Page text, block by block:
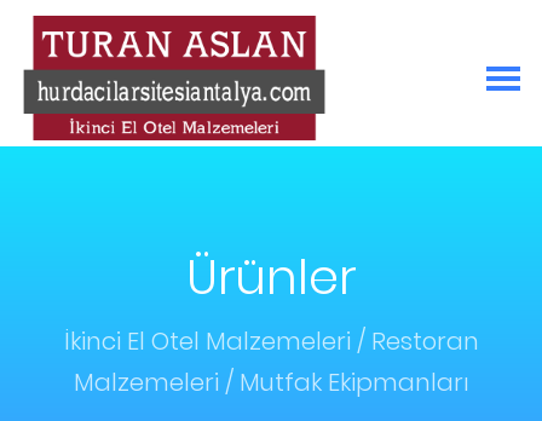
Ürünler
İkinci El Otel Malzemeleri / Restoran
Malzemeleri / Mutfak Ekipmanları